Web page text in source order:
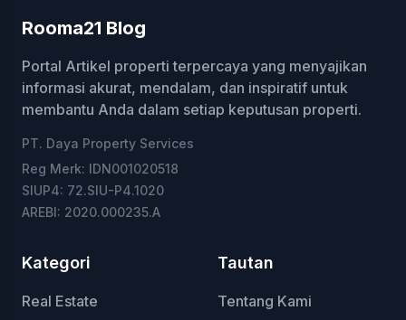
Rooma21 Blog
Portal Artikel properti terpercaya yang menyajikan
informasi akurat, mendalam, dan inspiratif untuk
membantu Anda dalam setiap keputusan properti.
PT. Daya Property Services
Reg Merk: IDN001020518
SIUP4: 72.SIU-P4.1020
AREBI: 2020.000235.A
Kategori
Real Estate
Tautan
Tentang Kami